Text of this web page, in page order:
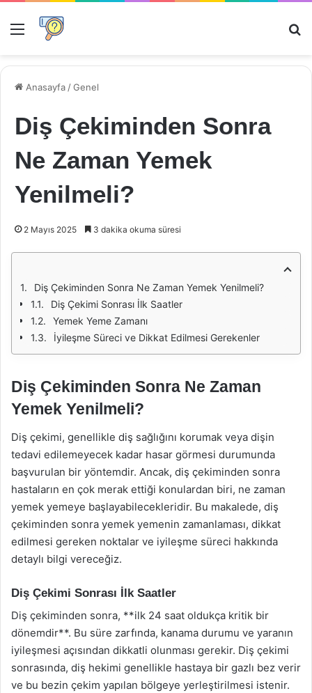
Menü
Anasayfa /Genel
Diş Çekiminden Sonra
Ne Zaman Yemek
Yenilmeli?
2 Mayıs 2025 3 dakika okuma süresi
Diş Çekiminden Sonra Ne Zaman Yemek Yenilmeli?
Diş Çekimi Sonrası İlk Saatler
Yemek Yeme Zamanı
İyileşme Süreci ve Dikkat Edilmesi Gerekenler
Diş Çekiminden Sonra Ne Zaman
Yemek Yenilmeli?
Diş çekimi, genellikle diş sağlığını korumak veya dişin
tedavi edilemeyecek kadar hasar görmesi durumunda
başvurulan bir yöntemdir. Ancak, diş çekiminden sonra
hastaların en çok merak ettiği konulardan biri, ne zaman
yemek yemeye başlayabilecekleridir. Bu makalede, diş
çekiminden sonra yemek yemenin zamanlaması, dikkat
edilmesi gereken noktalar ve iyileşme süreci hakkında
detaylı bilgi vereceğiz.
Diş Çekimi Sonrası İlk Saatler
Diş çekiminden sonra, **ilk 24 saat oldukça kritik bir
dönemdir**. Bu süre zarfında, kanama durumu ve yaranın
iyileşmesi açısından dikkatli olunması gerekir. Diş çekimi
sonrasında, diş hekimi genellikle hastaya bir gazlı bez verir
ve bu bezin çekim yapılan bölgeye yerleştirilmesi istenir.